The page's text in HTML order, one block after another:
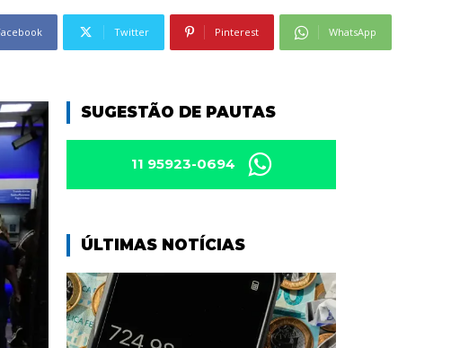
Twitter Pinterest WhatsApp
SUGESTÃO DE PAUTAS
11 95923-0694
ÚLTIMAS NOTÍCIAS